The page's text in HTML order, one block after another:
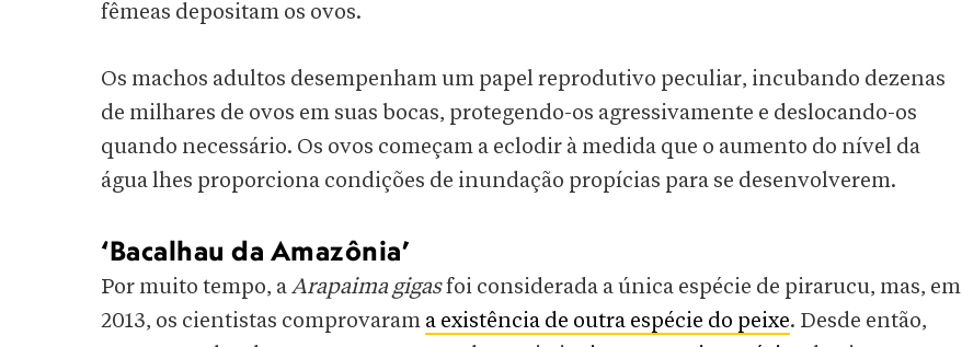
fêmeas depositam os ovos.
Os machos adultos desempenham um papel reprodutivo peculiar, incubando dezenas
de milhares de ovos em suas bocas, protegendo-os agressivamente e deslocando-os
quando necessário. Os ovos começam a eclodir à medida que o aumento do nível da
água lhes proporciona condições de inundação propícias para se desenvolverem.
‘Bacalhau da Amazônia’
Por muito tempo, aArapaima gigasfoi considerada a única espécie de pirarucu, mas, em
2013, os cientistas comprovaram a existência de outra espécie do peixe. Desde então,